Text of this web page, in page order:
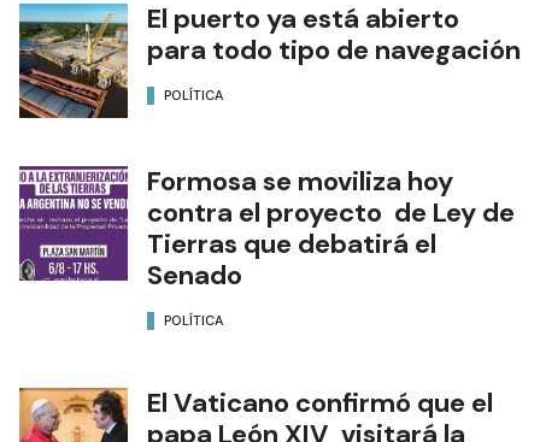
El puerto ya está abierto
para todo tipo de navegación
POLÍTICA
Formosa se moviliza hoy
contra el proyecto de Ley de
Tierras que debatirá el
Senado
POLÍTICA
El Vaticano confirmó que el
papa León XIV visitará la